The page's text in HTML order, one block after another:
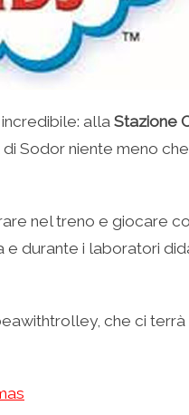
alla Stazione
Sodor niente meno
nel treno e giocare
e durante i laboratori
che ci terrà